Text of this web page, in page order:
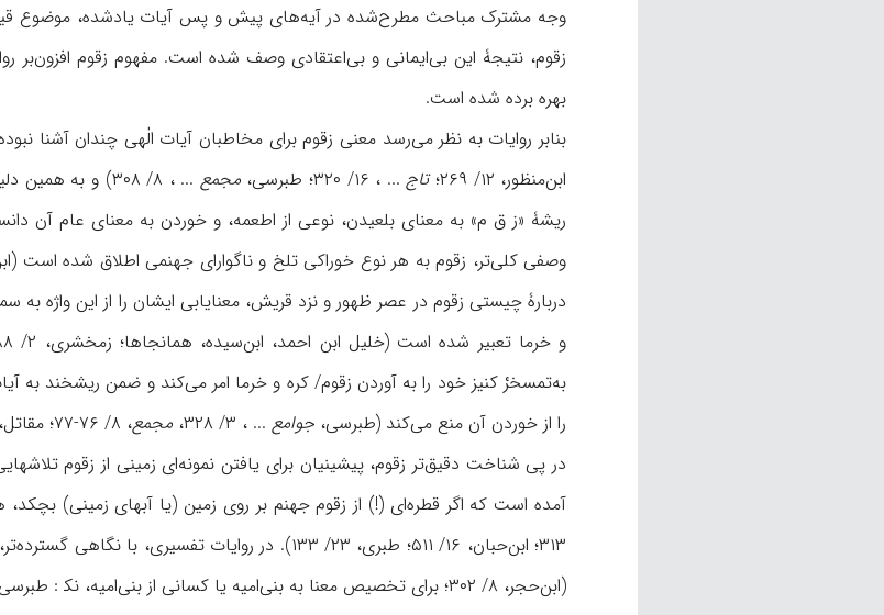
وجه مشترک مباحث مطرح‌شده در آيه‌های پيش و پس آيات يادشده، موضوع
زقوم، نتيجۀ اين بی‌ايمانی و بی‌اعتقادی وصف شده است. مفهوم زقوم افزون‌بر
بهره برده شده است.
ابن‌منظور، ۱۲/ ۲۶۹؛
تاج ... ، ۱۶/ ۳۲۰؛ طبرسی، مجمع
... ، ۸/ ۳۰۸) و به
دربارۀ چيستی زقوم در عصر ظهور و نزد قريش، معنايابی ايشان را از اين واژه به
به‌تمسخرْ کنيز خود را به آوردن زقوم/ کره و خرما امر می‌کند و ضمن ريشخند به
را از خوردن آن منع می‌کند (طبرسی،جوامع ... ، ۳/ ۳۲۸، مجمع، ۸/ ۷۶-۷۷؛ مقاتل، ۲/ ۲۶۳؛ نويری، ۱۶/ ۲۷۱).
در پی شناخت دقيق‌تر زقوم، پيشينيان برای يافتن نمونه‌ای زمينی از زقوم
(ابن‌حجر، ۸/ ۳۰۲؛ برای تخصيص معنا به بنی‌اميه يا کسانی از بنی‌اميه، نک‍ : طبرسی،